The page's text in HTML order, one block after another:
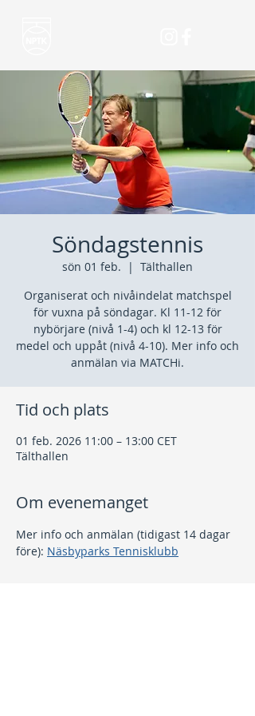
Söndagstennis
sön 01 feb.
  |
Tälthallen
Organiserat och nivåindelat matchspel
för vuxna på söndagar. Kl 11-12 för
nybörjare (nivå 1-4) och kl 12-13 för
medel och uppåt (nivå 4-10). Mer info och
anmälan via MATCHi.
Tid och plats
01 feb. 2026 11:00 – 13:00 CET
Tälthallen
Om evenemanget
Mer info och anmälan (tidigast 14 dagar
före): Näsbyparks Tennisklubb